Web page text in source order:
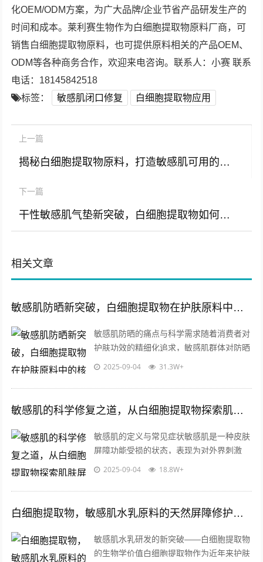
化OEM/ODM方案，为广大品牌/企业节省产品研发生产的
时间和成本。莱利赛生物作为白细胞提取物原料厂商，可
销售白细胞提取物原料，也可提供原料相关的产品OEM、
ODM等各种商务合作，欢迎来电咨询。联系人：小赛 联系
电话：18145842518
标签：
敏感肌闭口修复 白细胞提取物应用
上一篇
揭秘白细胞提取物原料，打造敏感肌可用的天然安全口红
下一篇
干性敏感肌气垫新突破，白细胞提取物如何打造天然修护屏障
相关文章
敏感肌防晒新突破，白细胞提取物在护肤原料中的核心价值与应用前景
敏感肌防晒的痛点与科学需求随着消费者对
护肤功效的精细化追求，敏感肌群体对防晒
产品的安全性和功能性的要求日益严苛，传
2025-09-04 31.3W+
敏感肌的科学修复之道，从白细胞提取物探索肌肤屏障健康
敏感肌的定义与常见症状敏感肌是一种皮肤
屏障功能受损的状态，表现为对外界刺激
（如温度变化、紫外线、护肤品成分等）反
等...
2025-09-04 18.8W+
白细胞提取物，敏感肌水乳原料的天然屏障修护方案
敏感肌水乳研发的新突破——白细胞提取物
的生物学价值白细胞提取物作为近年来护肤